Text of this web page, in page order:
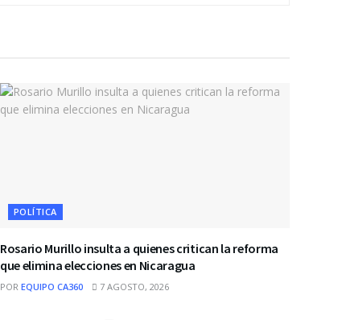
POLÍTICA
Rosario Murillo insulta a quienes critican la reforma
que elimina elecciones en Nicaragua
POR EQUIPO CA360 7 AGOSTO, 2026